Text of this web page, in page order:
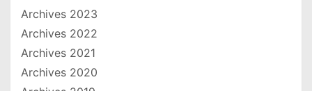
Archives 2023
Archives 2022
Archives 2021
Archives 2020